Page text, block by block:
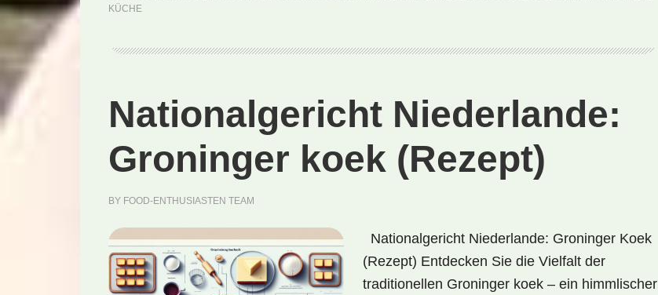
KÜCHE
Nationalgericht Niederlande:
Groninger koek (Rezept)
BY FOOD-ENTHUSIASTEN TEAM
Nationalgericht Niederlande: Groninger Koek
(Rezept) Entdecken Sie die Vielfalt der
traditionellen Groninger koek – ein himmlischer